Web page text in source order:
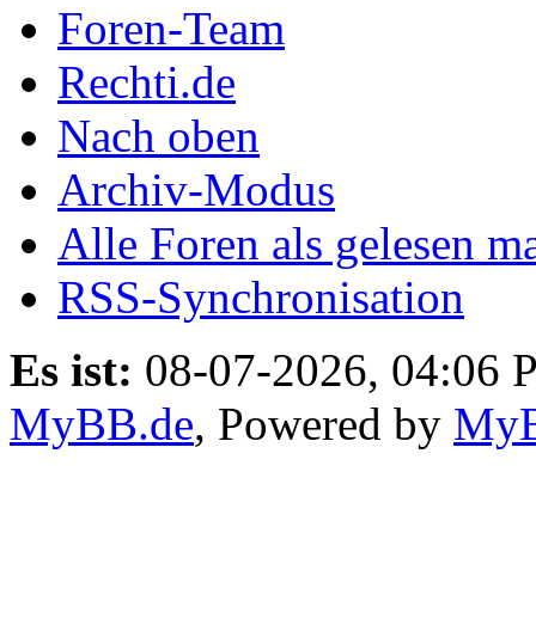
Foren-Team
Rechti.de
Nach oben
Archiv-Modus
Alle Foren als gelesen
RSS-Synchronisation
Es ist: 08-07-2026, 04:06
MyBB.de, Powered by